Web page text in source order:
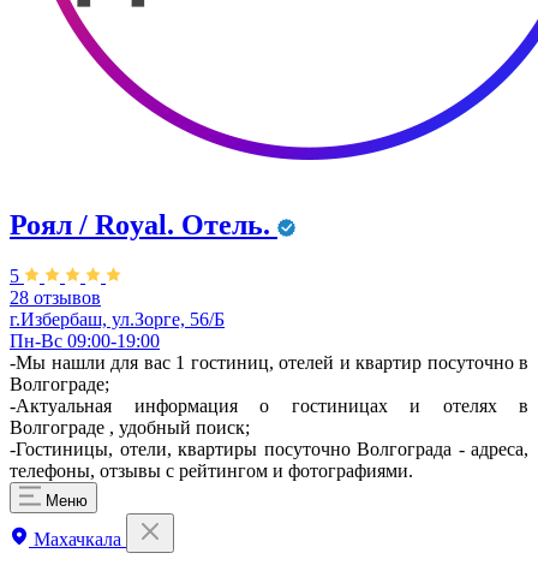
Роял / Royal. Отель.
5
28 отзывов
г.Избербаш, ул.Зорге, 56/Б
Пн-Вс 09:00-19:00
-Мы нашли для вас 1 гостиниц, отелей и квартир посуточно в
Волгограде;
-Актуальная информация о гостиницах и отелях в
Волгограде , удобный поиск;
-Гостиницы, отели, квартиры посуточно Волгограда - адреса,
телефоны, отзывы с рейтингом и фотографиями.
Меню
Махачкала